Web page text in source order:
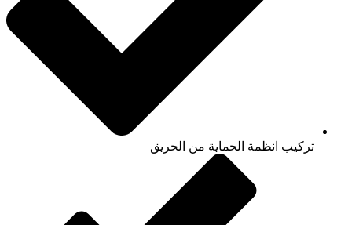
تركيب انظمة الحماية من الحريق